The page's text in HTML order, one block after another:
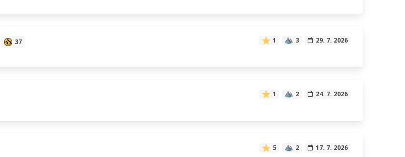
37 1 3 29. 7. 2026
1 2 24. 7. 2026
5 2 17. 7. 2026